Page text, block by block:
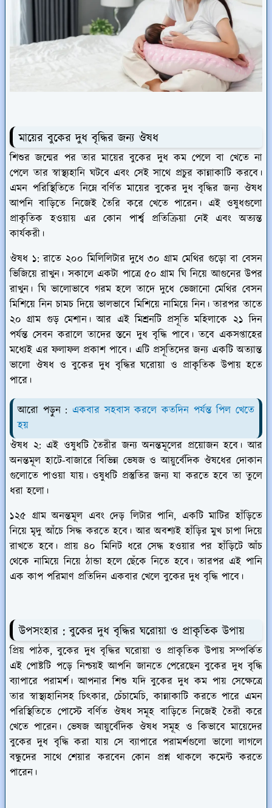
মায়ের বুকের দুধ বৃদ্ধির জন্য ঔষধ
শিশুর জন্মের পর তার মায়ের বুকের দুধ কম পেলে বা খেতে না
পেলে তার স্বাস্থ্যহানি ঘটবে এবং সেই সাথে প্রচুর কান্নাকাটি করবে।
এমন পরিস্থিতিতে নিম্নে বর্ণিত মায়ের বুকের দুধ বৃদ্ধির জন্য ঔষধ
আপনি বাড়িতে নিজেই তৈরি করে খেতে পারেন। এই ওষুধগুলো
প্রাকৃতিক হওয়ায় এর কোন পার্শ্ব প্রতিক্রিয়া নেই এবং অত্যন্ত
কার্যকরী।
ঔষধ ১: রাতে ২০০ মিলিলিটার দুধে ৩০ গ্রাম মেথির গুড়ো বা বেসন
ভিজিয়ে রাখুন। সকালে একটা পাত্রে ৫০ গ্রাম ঘি নিয়ে আগুনের উপর
রাখুন। ঘি ভালোভাবে গরম হলে তাদে দুধে ভেজানো মেথির বেসন
মিশিয়ে নিন চামচ দিয়ে ভালভাবে মিশিয়ে নামিয়ে নিন। তারপর তাতে
২০ গ্রাম গুড় মেশান। আর এই মিশ্রনটি প্রসূতি মহিলাকে ২১ দিন
পর্যন্ত সেবন করালে তাদের স্তনে দুধ বৃদ্ধি পাবে। তবে একসপ্তাহের
মধ্যেই এর ফলাফল প্রকাশ পাবে। এটি প্রসূতিদের জন্য একটি অত্যান্ত
ভালো ঔষধ ও বুকের দুধ বৃদ্ধির ঘরোয়া ও প্রাকৃতিক উপায় হতে
পারে।
আরো পড়ুন : একবার সহবাস করলে কতদিন পর্যন্ত পিল খেতে
হয়
ঔষধ ২: এই ওষুধটি তৈরীর জন্য অনন্তমূলের প্রয়োজন হবে। আর
অনন্তমূল হাটে-বাজারে বিভিন্ন ভেষজ ও আয়ুর্বেদিক ঔষধের দোকান
গুলোতে পাওয়া যায়। ওষুধটি প্রস্তুতির জন্য যা করতে হবে তা তুলে
ধরা হলো।
১২৫ গ্রাম অনন্তমূল এবং দেড় লিটার পানি, একটি মাটির হাঁড়িতে
নিয়ে মৃদু আঁচে সিদ্ধ করতে হবে। আর অবশ্যই হাঁড়ির মুখ চাপা দিয়ে
রাখতে হবে। প্রায় ৪০ মিনিট ধরে সেদ্ধ হওয়ার পর হাঁড়িটে আঁচ
থেকে নামিয়ে নিয়ে ঠান্ডা হলে ছেঁকে নিতে হবে। তারপর এই পানি
এক কাপ পরিমাণ প্রতিদিন একবার খেলে বুকের দুধ বৃদ্ধি পাবে।
উপসংহার : বুকের দুধ বৃদ্ধির ঘরোয়া ও প্রাকৃতিক উপায়
প্রিয় পাঠক, বুকের দুধ বৃদ্ধির ঘরোয়া ও প্রাকৃতিক উপায় সম্পর্কিত
এই পোষ্টটি পড়ে নিশ্চয়ই আপনি জানতে পেরেছেন বুকের দুধ বৃদ্ধি
ব্যাপারে পরামর্শ। আপনার শিশু যদি বুকের দুধ কম পায় সেক্ষেত্রে
তার স্বাস্থ্যহানিসহ চিৎকার, চেঁচামেচি, কান্নাকাটি করতে পারে এমন
পরিস্থিতিতে পোস্টে বর্ণিত ঔষধ সমূহ বাড়িতে নিজেই তৈরী করে
খেতে পারেন। ভেষজ আয়ুর্বেদিক ঔষধ সমূহ ও কিভাবে মায়েদের
বুকের দুধ বৃদ্ধি করা যায় সে ব্যাপারে পরামর্শগুলো ভালো লাগলে
বন্ধুদের সাথে শেয়ার করবেন কোন প্রশ্ন থাকলে কমেন্ট করতে
পারেন।